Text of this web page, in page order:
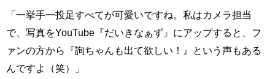
「一挙手一投足すべてが可愛いですね。私はカメラ担当
で、写真をYouTube『だいきなぁず』にアップすると、フ
ァンの方から『詢ちゃんも出て欲しい！』という声もある
んですよ（笑）」